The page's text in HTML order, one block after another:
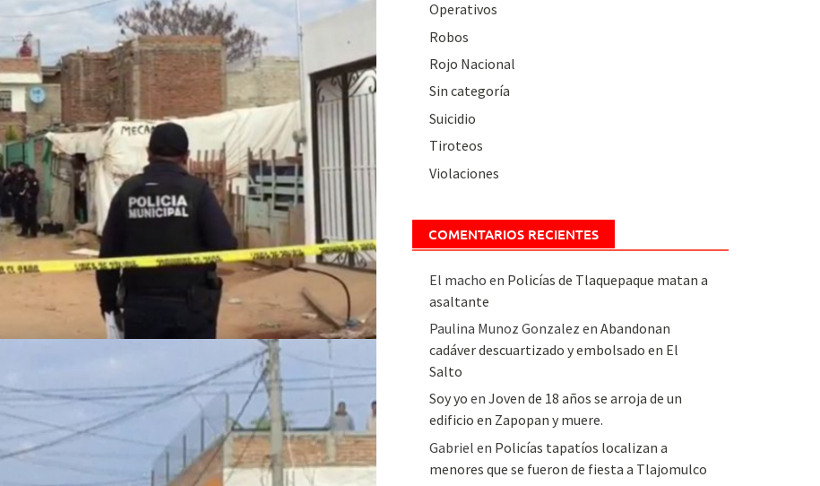
Operativos
Robos
Rojo Nacional
Sin categoría
Suicidio
Tiroteos
Violaciones
COMENTARIOS RECIENTES
El macho en Policías de Tlaquepaque matan a
asaltante
Paulina Munoz Gonzalez en Abandonan
cadáver descuartizado y embolsado en El
Salto
Soy yo en Joven de 18 años se arroja de un
edificio en Zapopan y muere.
Gabriel en Policías tapatíos localizan a
menores que se fueron de fiesta a Tlajomulco